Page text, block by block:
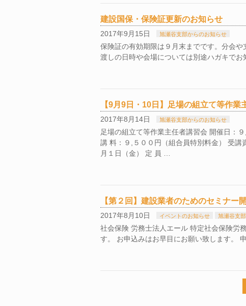
建設国保・保険証更新のお知らせ
2017年9月15日 旭瀬谷支部からのお知らせ
保険証の有効期限は９月末までです。分会
渡しの日時や会場については別途ハガキでお
【9月9日・10日】足場の組立て等作業
2017年8月14日 旭瀬谷支部からのお知らせ
足場の組立て等作業主任者講習会 開催日：
講 料：９,５００円（組合員特別料金） 受講
月１日（金） 定 員 …
【第２回】建設業者のためのセミナー
2017年8月10日 イベントのお知らせ 旭瀬谷支
社会保険 労務士法人エール 特定社会保険労
す。 お申込みはお早目にお願い致します。